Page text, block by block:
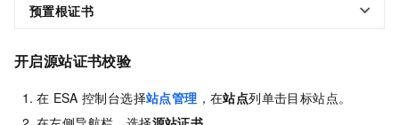
预置根证书
开启源站证书校验
在 ESA 控制台选择站点管理 ，在站点列单击目标站点。